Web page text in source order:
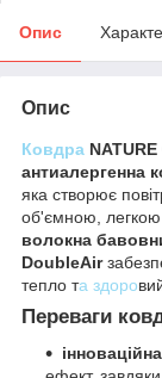
Опис
Опис
Ковдра
антиалергенна
яка створює
об'ємною,
волокна
DoubleAir
тепло та здоро
Переваги